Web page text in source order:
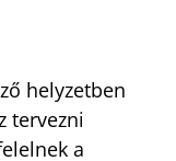
helyzetben
tervezni
a